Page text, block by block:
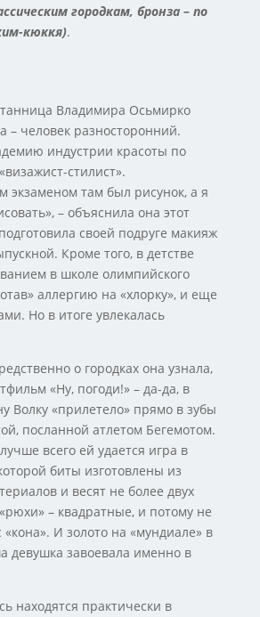
городкам, бронза – по
кюккя).
Владимира Осьмирко
– человек разносторонний.
индустрии красоты по
стилист».
экзаменом там был рисунок, а я
– объяснила она этот
своей подруге макияж
Кроме того, в детстве
в школе олимпийского
аллергию на «хлорку», и еще
Но в итоге увлекалась
о городках она узнала,
«Ну, погоди!» – да-да, в
Волку «прилетело» прямо в зубы
посланной атлетом Бегемотом.
всего ей удается игра в
биты изготовлены из
и весят не более двух
– квадратные, и потому не
И золото на «мундиале» в
девушка завоевала именно в
находятся практически в